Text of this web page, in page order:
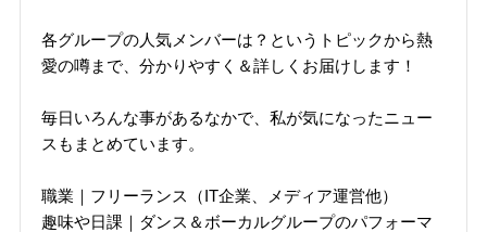
各グループの人気メンバーは？というトピックから熱
愛の噂まで、分かりやすく＆詳しくお届けします！
毎日いろんな事があるなかで、私が気になったニュー
スもまとめています。
職業｜フリーランス（IT企業、メディア運営他）
趣味や日課｜ダンス＆ボーカルグループのパフォーマ